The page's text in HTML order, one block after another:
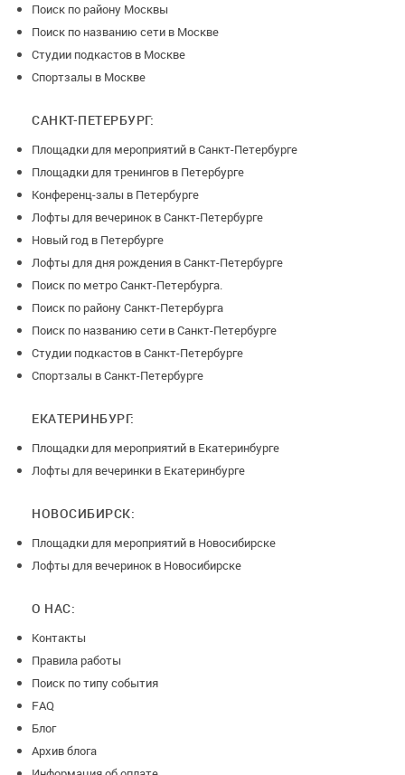
Поиск по району Москвы
Поиск по названию сети в Москве
Студии подкастов в Москве
Спортзалы в Москве
САНКТ-ПЕТЕРБУРГ:
Площадки для мероприятий в Санкт-Петербурге
Площадки для тренингов в Петербурге
Конференц-залы в Петербурге
Лофты для вечеринок в Санкт-Петербурге
Новый год в Петербурге
Лофты для дня рождения в Санкт-Петербурге
Поиск по метро Санкт-Петербурга.
Поиск по району Санкт-Петербурга
Поиск по названию сети в Санкт-Петербурге
Студии подкастов в Санкт-Петербурге
Спортзалы в Санкт-Петербурге
ЕКАТЕРИНБУРГ:
Площадки для мероприятий в Екатеринбурге
Лофты для вечеринки в Екатеринбурге
НОВОСИБИРСК:
Площадки для мероприятий в Новосибирске
Лофты для вечеринок в Новосибирске
О НАС:
Контакты
Правила работы
Поиск по типу события
FAQ
Блог
Архив блога